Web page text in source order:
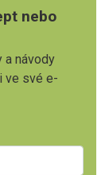
nebo
a návody
ve své e-